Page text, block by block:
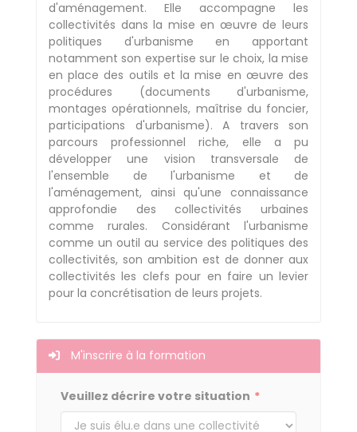
d'aménagement. Elle accompagne les
collectivités dans la mise en œuvre de leurs
politiques d'urbanisme en apportant
notamment son expertise sur le choix, la mise
en place des outils et la mise en œuvre des
procédures (documents d'urbanisme,
montages opérationnels, maîtrise du foncier,
participations d'urbanisme). A travers son
parcours professionnel riche, elle a pu
développer une vision transversale de
l'ensemble de l'urbanisme et de
l'aménagement, ainsi qu'une connaissance
approfondie des collectivités urbaines
comme rurales. Considérant l'urbanisme
comme un outil au service des politiques des
collectivités, son ambition est de donner aux
collectivités les clefs pour en faire un levier
pour la concrétisation de leurs projets.
M'inscrire à la formation
Veuillez décrire votre situation